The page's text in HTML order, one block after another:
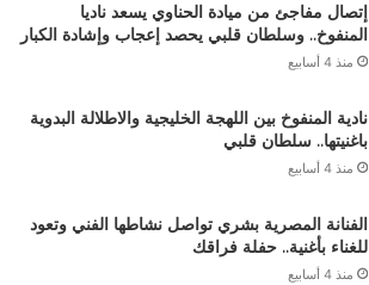
إتصال مفاجئ من ميادة الحناوي يسعد ناديا
المنفوخ.. وسلطان قلبي يحصد إعجاب وإشادة الكبار
منذ 4 أسابيع
نادية المنفوخ بين اللهجة الخليجية والاطلالة البدوية
باغنيتها.. سلطان قلبي
منذ 4 أسابيع
الفنانة المصرية بشري تواصل نشاطها الفني وتعود
للغناء بأغنية.. حفلة فراقك
منذ 4 أسابيع